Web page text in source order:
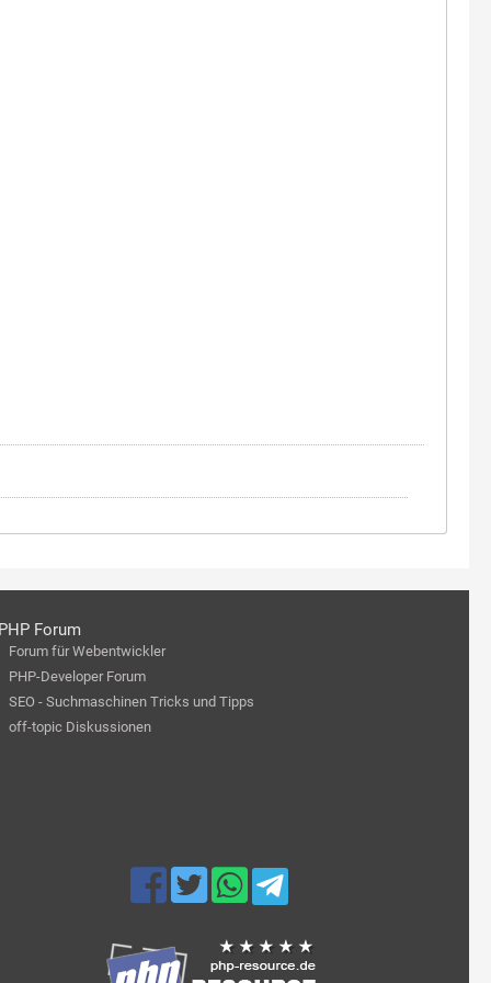
Forum
Forum für Webentwickler
PHP-Developer Forum
SEO - Suchmaschinen Tricks und Tipps
off-topic Diskussionen